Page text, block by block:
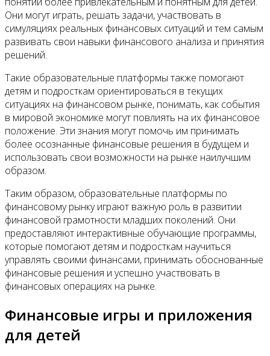
Они могут играть, решать задачи, участвовать в
симуляциях реальных финансовых ситуаций и тем самым
развивать свои навыки финансового анализа и принятия
решений.
Такие образовательные платформы также помогают
детям и подросткам ориентироваться в текущих
ситуациях на финансовом рынке, понимать, как события
в мировой экономике могут повлиять на их финансовое
положение. Эти знания могут помочь им принимать
более осознанные финансовые решения в будущем и
использовать свои возможности на рынке наилучшим
образом.
Таким образом, образовательные платформы по
финансовому рынку играют важную роль в развитии
финансовой грамотности младших поколений. Они
предоставляют интерактивные обучающие программы,
которые помогают детям и подросткам научиться
управлять своими финансами, принимать обоснованные
финансовые решения и успешно участвовать в
финансовых операциях на рынке.
Финансовые игры и приложения
для детей